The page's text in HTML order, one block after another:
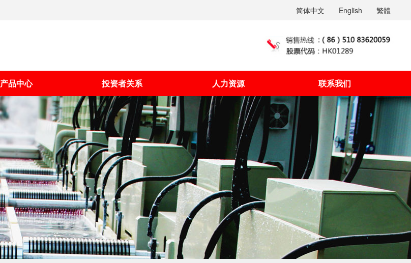
简体中文 English 繁體
产品中心 投资者关系 人力资源 联系我们